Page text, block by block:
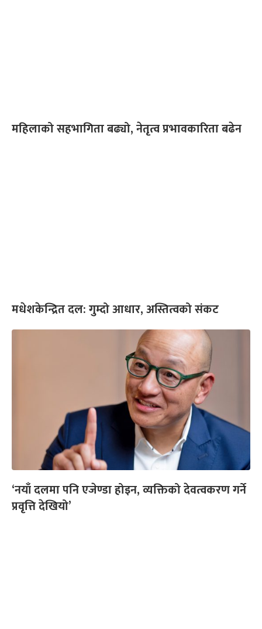
महिलाको सहभागिता बढ्यो, नेतृत्व प्रभावकारिता बढेन
मधेशकेन्द्रित दल: गुम्दो आधार, अस्तित्वको संकट
‘नयाँ दलमा पनि एजेण्डा होइन, व्यक्तिको देवत्वकरण गर्ने
प्रवृत्ति देखियो’